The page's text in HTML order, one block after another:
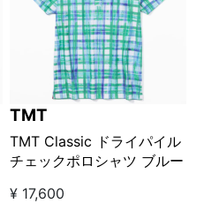
TMT
TMT Classic ドライパイル
チェックポロシャツ ブルー
¥ 17,600